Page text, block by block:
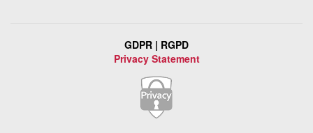
GDPR | RGPD
Privacy Statement